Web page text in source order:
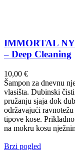
IMMORTAL
– Deep Cleaning
10,00 €
Šampon za dnevnu
vlasišta. Dubinski čisti
pružanju sjaja dok
održavajući
tipove kose.
na mokru kosu
Brzi pogled